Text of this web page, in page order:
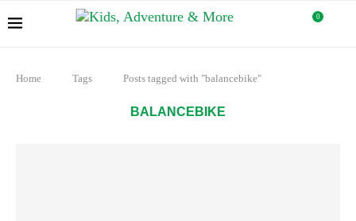
0
Home Tags Posts tagged with "balancebike"
BALANCEBIKE